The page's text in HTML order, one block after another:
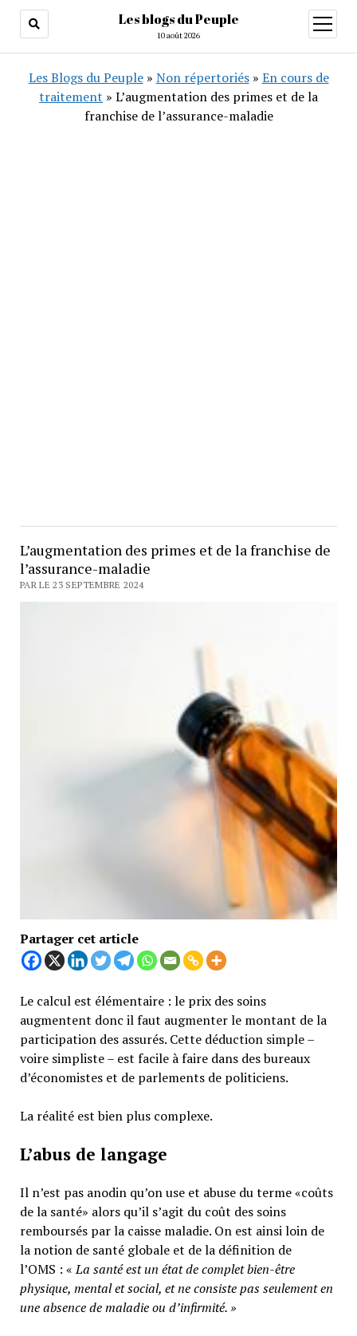
Les blogs du Peuple
10 août 2026
ouvrir
menu
Les Blogs du Peuple» Non répertoriés» En cours de
traitement » L’augmentation des primes et de la
franchise de l’assurance-maladie
L’augmentation des primes et de la franchise de
l’assurance-maladie
PAR LE 23 SEPTEMBRE 2024
Partager cet article
Le calcul est élémentaire : le prix des soins
augmentent donc il faut augmenter le montant de la
participation des assurés. Cette déduction simple –
voire simpliste – est facile à faire dans des bureaux
d’économistes et de parlements de politiciens.
La réalité est bien plus complexe.
L’abus de langage
Il n’est pas anodin qu’on use et abuse du terme «coûts
de la santé» alors qu’il s’agit du coût des soins
remboursés par la caisse maladie. On est ainsi loin de
la notion de santé globale et de la définition de
l’OMS : «La santé est un état de complet bien-être
physique, mental et social, et ne consiste pas seulement en
une absence de maladie ou d’infirmité.»